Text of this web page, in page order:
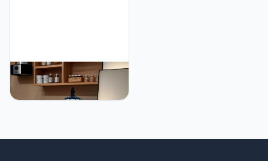
Bidesen 8" Tiffany Style
Table Lamp, Vintage
Handmade Stained Glass